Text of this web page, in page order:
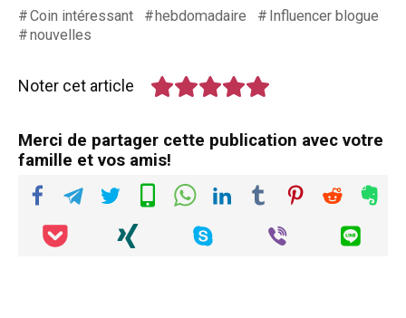
Coin intéressant hebdomadaire
Influencer blogue
nouvelles
Noter cet article
Merci de partager cette publication avec votre
famille et vos amis!